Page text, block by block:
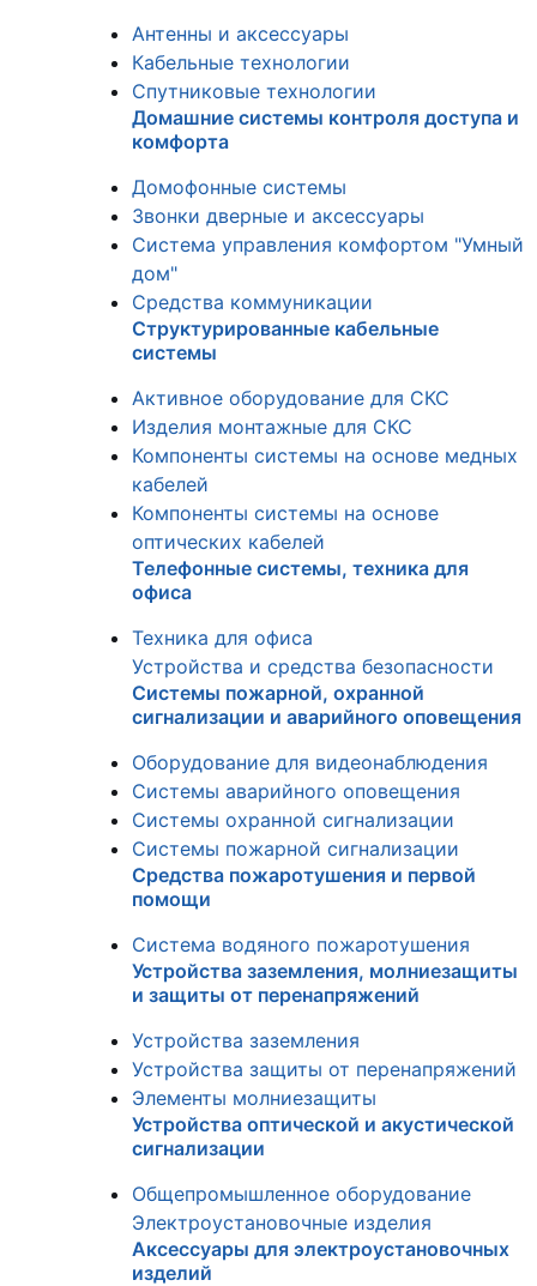
Антенны и аксессуары
Кабельные технологии
Спутниковые технологии
Домашние системы контроля доступа и
комфорта
Домофонные системы
Звонки дверные и аксессуары
Система управления комфортом "Умный
дом"
Средства коммуникации
Структурированные кабельные
системы
Активное оборудование для СКС
Изделия монтажные для СКС
Компоненты системы на основе медных
кабелей
Компоненты системы на основе
оптических кабелей
Телефонные системы, техника для
офиса
Техника для офиса
Устройства и средства безопасности
Системы пожарной, охранной
сигнализации и аварийного оповещения
Оборудование для видеонаблюдения
Системы аварийного оповещения
Системы охранной сигнализации
Системы пожарной сигнализации
Средства пожаротушения и первой
помощи
Система водяного пожаротушения
Устройства заземления, молниезащиты
и защиты от перенапряжений
Устройства заземления
Устройства защиты от перенапряжений
Элементы молниезащиты
Устройства оптической и акустической
сигнализации
Общепромышленное оборудование
Электроустановочные изделия
Аксессуары для электроустановочных
изделий